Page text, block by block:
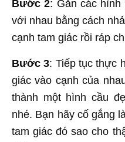
Bước 2: Gắn các
với nhau bằng cách
cạnh tam giác rồi ráp
Bước 3: Tiếp tục thực
giác vào cạnh của
thành một hình cầu
nhé. Bạn hãy cố gắng
tam giác đó sao cho